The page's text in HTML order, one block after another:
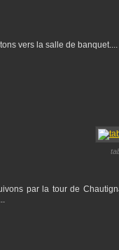
vers la salle de banquet....
par la tour de